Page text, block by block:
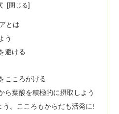
とは
う
避ける
こころがける
ら葉酸を積極的に摂取しよう
。こころもからだも活発に!